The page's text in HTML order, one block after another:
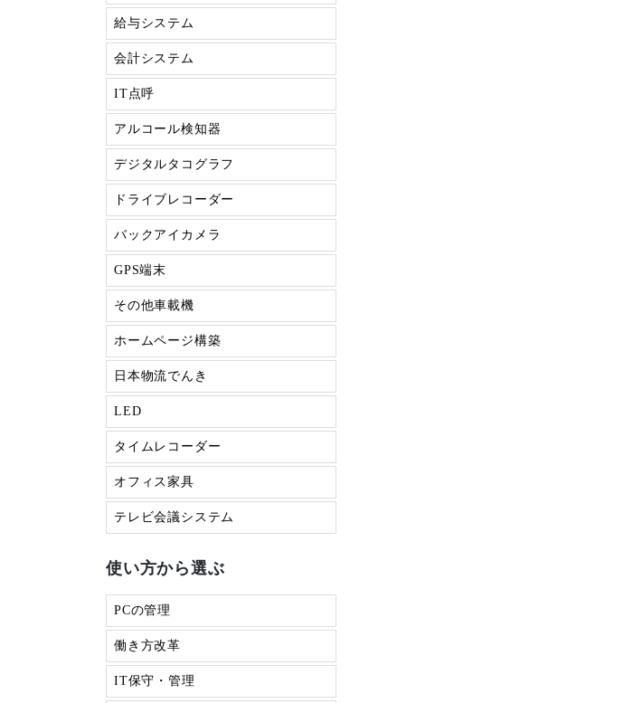
給与システム
会計システム
IT点呼
アルコール検知器
デジタルタコグラフ
ドライブレコーダー
バックアイカメラ
GPS端末
その他車載機
ホームページ構築
日本物流でんき
LED
タイムレコーダー
オフィス家具
テレビ会議システム
使い方から選ぶ
PCの管理
働き方改革
IT保守・管理